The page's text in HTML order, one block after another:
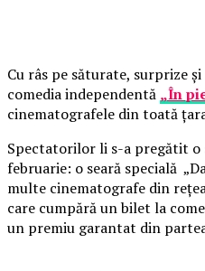
Cu râs pe săturate, surprize
comedia independentă „În
cinematografele din toată
Spectatorilor li s-a pregătit o
februarie: o seară specială
multe cinematografe din
care cumpără un bilet la
un premiu garantat din